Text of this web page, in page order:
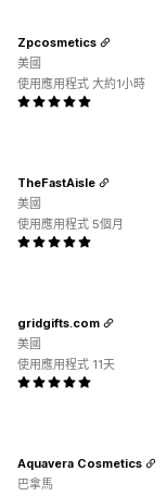
Zpcosmetics
美國
使用應用程式 大約1小時
TheFastAisle
美國
使用應用程式 5個月
gridgifts.com
美國
使用應用程式 11天
Aquavera Cosmetics
巴拿馬